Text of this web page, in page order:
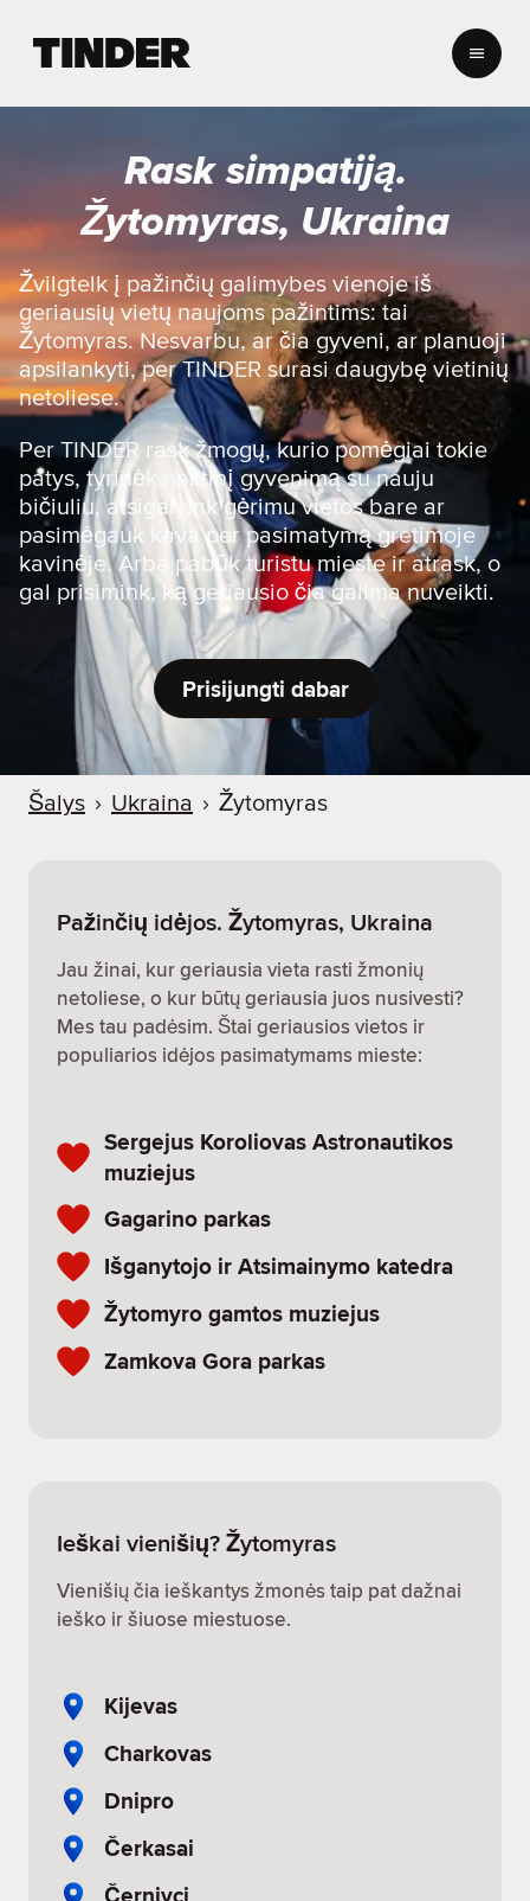
R
a
g
r
i
n
d
i
n
i
s
Rask simpatiją.
Žytomyras, Ukraina
Žvilgtelk į pažinčių galimybes vienoje iš
geriausių vietų naujoms pažintims: tai
Žytomyras. Nesvarbu, ar čia gyveni, ar planuoji
apsilankyti, per TINDER surasi daugybę vietinių
netoliese.
Per TINDER rask žmogų, kurio pomėgiai tokie
patys, tyrinėk naktinį gyvenimą su nauju
bičiuliu, atsigaivink gėrimu vietos bare ar
pasimėgauk kava per pasimatymą gretimoje
kavinėje. Arba pabūk turistu mieste ir atrask, o
gal prisimink, ką geriausio čia galima nuveikti.
Prisijungti dabar
Šalys › Ukraina › Žytomyras
Pažinčių idėjos. Žytomyras, Ukraina
Jau žinai, kur geriausia vieta rasti žmonių
netoliese, o kur būtų geriausia juos nusivesti?
Mes tau padėsim. Štai geriausios vietos ir
populiarios idėjos pasimatymams mieste:
Sergejus Koroliovas Astronautikos
muziejus
Gagarino parkas
Išganytojo ir Atsimainymo katedra
Žytomyro gamtos muziejus
Zamkova Gora parkas
Ieškai vienišių? Žytomyras
Vienišių čia ieškantys žmonės taip pat dažnai
ieško ir šiuose miestuose.
Kijevas
Charkovas
Dnipro
Čerkasai